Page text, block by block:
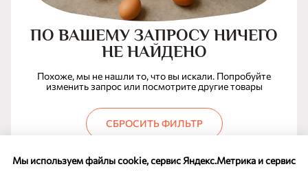
Мы используем файлы cookie, сервис Яндекс.Метрика и сервис
ПО ВАШЕМУ ЗАПРОСУ НИЧЕГО
НЕ НАЙДЕНО
Похоже, мы не нашли то, что вы искали. Попробуйте
изменить запрос или посмотрите другие товары
СБРОСИТЬ ФИЛЬТР